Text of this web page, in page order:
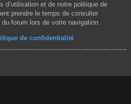
d’utilisation et de notre politique de
prendre le temps de consulter
forum lors de votre navigation.
de confidentialité